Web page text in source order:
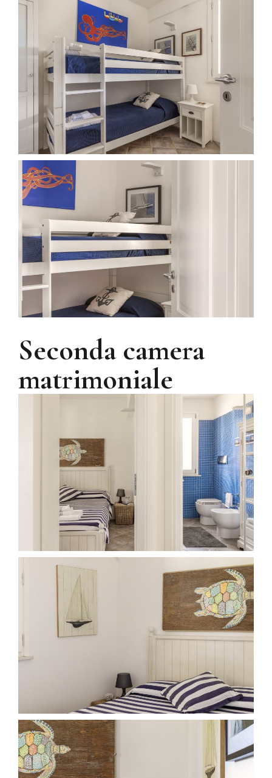
Seconda camera
matrimoniale